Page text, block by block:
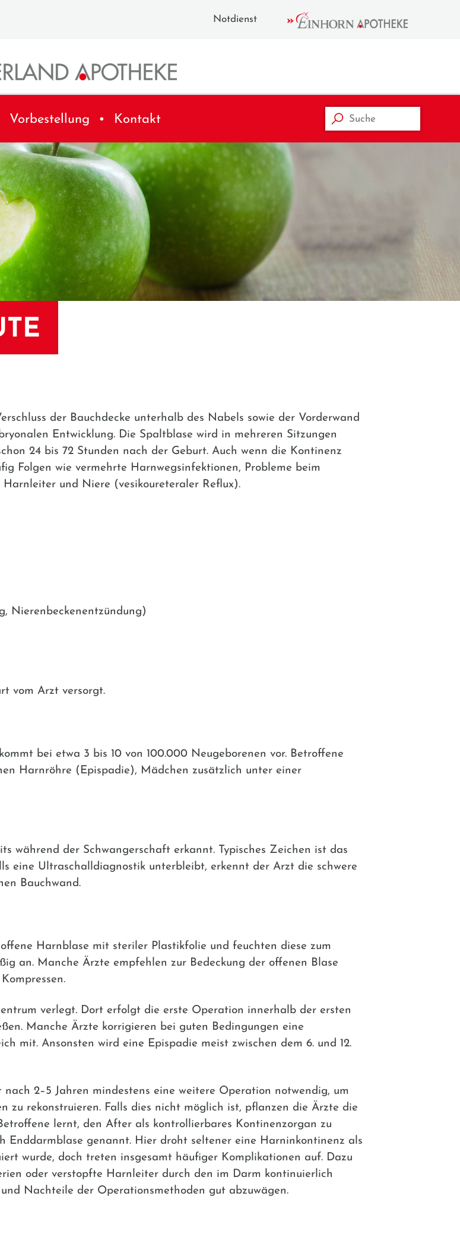
Notdienst
Vorbestellung Kontakt
der Bauchdecke unterhalb des Nabels sowie der Vorderwand
Entwicklung. Die Spaltblase wird in mehreren Sitzungen
24 bis 72 Stunden nach der Geburt. Auch wenn die Kontinenz
Folgen wie vermehrte Harnwegsinfektionen, Probleme beim
und Niere (vesikoureteraler Reflux).
Nierenbeckenentzündung)
vom Arzt versorgt.
bei etwa 3 bis 10 von 100.000 Neugeborenen vor. Betroffene
Harnröhre (Epispadie), Mädchen zusätzlich unter einer
während der Schwangerschaft erkannt. Typisches Zeichen ist das
eine Ultraschalldiagnostik unterbleibt, erkennt der Arzt die schwere
Bauchwand.
Harnblase mit steriler Plastikfolie und feuchten diese zum
an. Manche Ärzte empfehlen zur Bedeckung der offenen Blase
verlegt. Dort erfolgt die erste Operation innerhalb der ersten
Manche Ärzte korrigieren bei guten Bedingungen eine
mit. Ansonsten wird eine Epispadie meist zwischen dem 6. und 12.
2–5 Jahren mindestens eine weitere Operation notwendig, um
zu rekonstruieren. Falls dies nicht möglich ist, pflanzen die Ärzte die
lernt, den After als kontrollierbares Kontinenzorgan zu
Enddarmblase genannt. Hier droht seltener eine Harninkontinenz als
wurde, doch treten insgesamt häufiger Komplikationen auf. Dazu
oder verstopfte Harnleiter durch den im Darm kontinuierlich
Nachteile der Operationsmethoden gut abzuwägen.